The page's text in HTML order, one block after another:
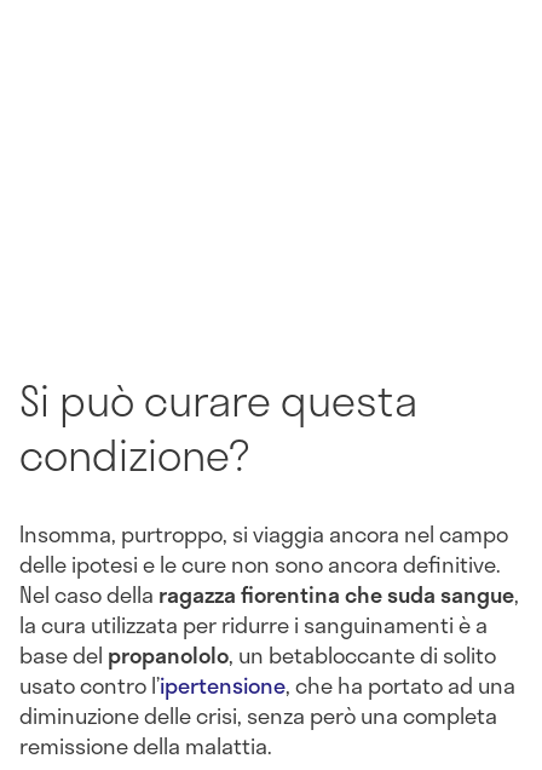
Si può curare questa
condizione?
Insomma, purtroppo, si viaggia ancora nel campo
delle ipotesi e le cure non sono ancora definitive.
Nel caso della ragazza fiorentina che suda sangue,
la cura utilizzata per ridurre i sanguinamenti è a
base del propanololo, un betabloccante di solito
usato contro l’ipertensione, che ha portato ad una
diminuzione delle crisi, senza però una completa
remissione della malattia.